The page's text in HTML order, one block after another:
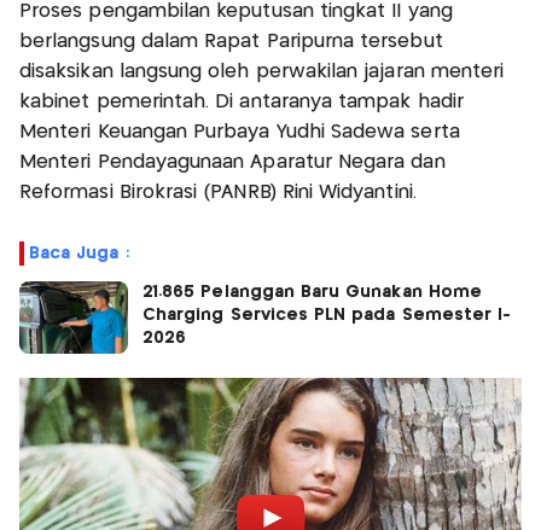
Proses pengambilan keputusan tingkat II yang
berlangsung dalam Rapat Paripurna tersebut
disaksikan langsung oleh perwakilan jajaran menteri
kabinet pemerintah. Di antaranya tampak hadir
Menteri Keuangan Purbaya Yudhi Sadewa serta
Menteri Pendayagunaan Aparatur Negara dan
Reformasi Birokrasi (PANRB) Rini Widyantini.
Baca Juga :
21.865 Pelanggan Baru Gunakan Home
Charging Services PLN pada Semester I-
2026